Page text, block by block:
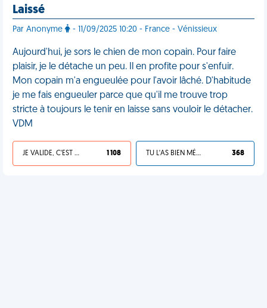
Laissé
Par Anonyme - 11/09/2025 10:20 - France - Vénissieux
Aujourd'hui, je sors le chien de mon copain. Pour faire
plaisir, je le détache un peu. Il en profite pour s'enfuir.
Mon copain m'a engueulée pour l'avoir lâché. D'habitude
je me fais engueuler parce que qu'il me trouve trop
stricte à toujours le tenir en laisse sans vouloir le détacher.
VDM
JE VALIDE, C'EST UNE VDM 1 108 TU L'AS BIEN MÉRITÉ 368